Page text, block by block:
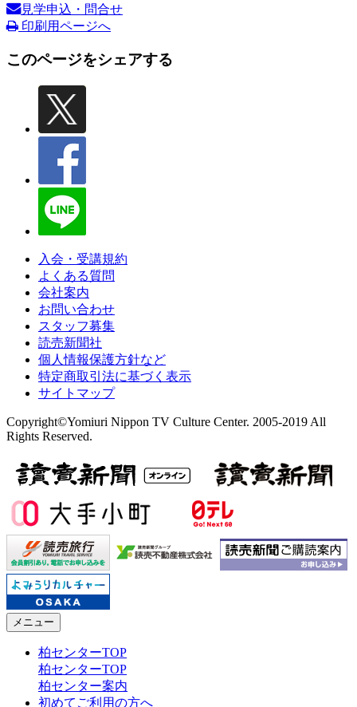
見学申込・問合せ
印刷用ページへ
このページをシェアする
入会・受講規約
よくある質問
会社案内
お問い合わせ
スタッフ募集
読売新聞社
個人情報保護方針など
特定商取引法に基づく表示
サイトマップ
Copyright©Yomiuri Nippon TV Culture Center. 2005-2019 All
Rights Reserved.
メニュー
柏センターTOP
柏センターTOP
柏センター案内
初めてご利用の方へ